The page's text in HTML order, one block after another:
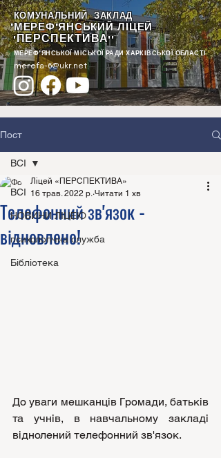
КОМУНАЛЬНИЙ ЗАКЛАД
"МЕРЕФ'ЯНСЬКИЙ ЛІЦЕЙ
"ПЕРСПЕКТИВА""
МЕРЕФ'ЯНСЬКОЇ МІСЬКОЇ РАДИ ХАРКІВСЬКОЇ ОБЛАСТІ
merefa-6@ukr.net
Пост
ВСІ
НОВИНИ ЛІЦЕЮ
психологічна служба
Бібліотека
ВСІ
Телефонний зв'язок -
відновлено!
Ліцей «ПЕРСПЕКТИВА»
16 трав. 2022 р. Читати 1 хв
До уваги мешканців Громади, батьків
та учнів, в навчальному закладі
віднолений телефонний зв'язок.